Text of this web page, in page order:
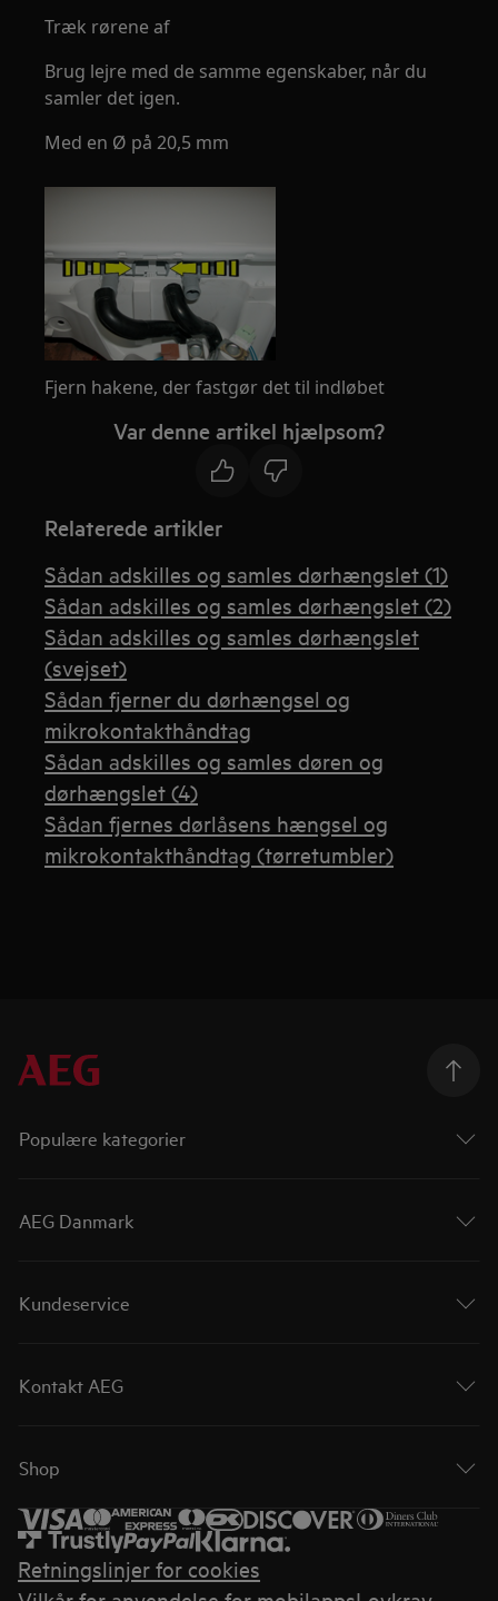
Træk rørene af
Brug lejre med de samme egenskaber, når du
samler det igen.
Med en Ø på 20,5 mm
Fjern hakene, der fastgør det til indløbet
Var denne artikel hjælpsom?
Relaterede artikler
Sådan adskilles og samles dørhængslet (1)
Sådan adskilles og samles dørhængslet (2)
Sådan adskilles og samles dørhængslet
(svejset)
Sådan fjerner du dørhængsel og
mikrokontakthåndtag
Sådan adskilles og samles døren og
dørhængslet (4)
Sådan fjernes dørlåsens hængsel og
mikrokontakthåndtag (tørretumbler)
Populære kategorier
AEG Danmark
Kundeservice
Kontakt AEG
Shop
Retningslinjer for cookies